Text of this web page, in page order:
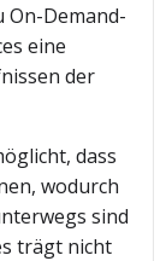
On-Demand-
eine
der
dass
wodurch
sind
trägt nicht